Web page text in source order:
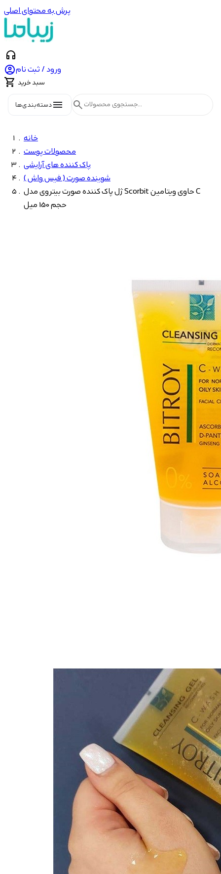
پرش به محتوای اصلی
headphones
ورود / ثبت نام
 سبد خرید
menuدسته‌بندی‌ها search
خانه
محصولات پوست
پاک کننده های آرایشی
شوینده صورت ( فیس واش )
ژل پاک کننده صورت بیتروی مدل Scorbit حاوی ویتامین C
حجم 150 میل